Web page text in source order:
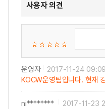
사용자 의견
운영자
2017-11-24 09:09
KOCW운영팀입니다. 현재
ni********
2017-11-23